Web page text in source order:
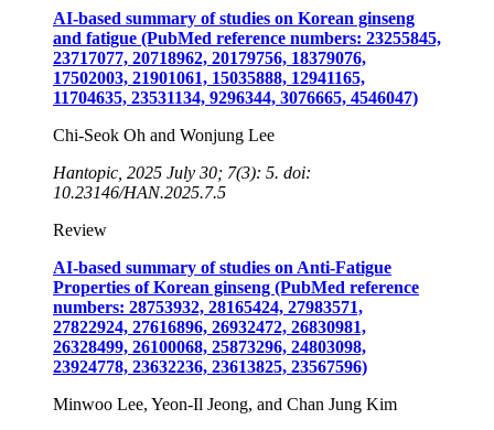
AI-based summary of studies on Korean ginseng
and fatigue (PubMed reference numbers: 23255845,
23717077, 20718962, 20179756, 18379076,
17502003, 21901061, 15035888, 12941165,
11704635, 23531134, 9296344, 3076665, 4546047)
Chi-Seok Oh and Wonjung Lee
Hantopic, 2025 July 30; 7(3): 5. doi:
10.23146/HAN.2025.7.5
Review
AI-based summary of studies on Anti-Fatigue
Properties of Korean ginseng (PubMed reference
numbers: 28753932, 28165424, 27983571,
27822924, 27616896, 26932472, 26830981,
26328499, 26100068, 25873296, 24803098,
23924778, 23632236, 23613825, 23567596)
Minwoo Lee, Yeon-Il Jeong, and Chan Jung Kim